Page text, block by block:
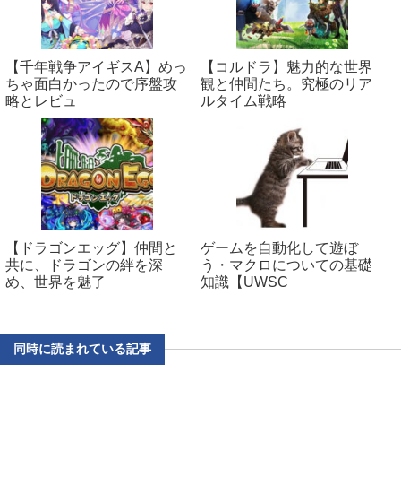
【千年戦争アイギスA】めっ
ちゃ面白かったので序盤攻
略とレビュ
【コルドラ】魅力的な世界
観と仲間たち。究極のリア
ルタイム戦略
【ドラゴンエッグ】仲間と
共に、ドラゴンの絆を深
め、世界を魅了
ゲームを自動化して遊ぼ
う・マクロについての基礎
知識【UWSC
同時に読まれている記事